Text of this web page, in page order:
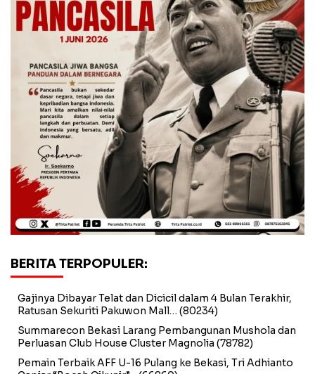
BERITA TERPOPULER:
Gajinya Dibayar Telat dan Dicicil dalam 4 Bulan Terakhir,
Ratusan Sekuriti Pakuwon Mall… (80234)
Summarecon Bekasi Larang Pembangunan Mushola dan
Perluasan Club House Cluster Magnolia (78782)
Pemain Terbaik AFF U-16 Pulang ke Bekasi, Tri Adhianto